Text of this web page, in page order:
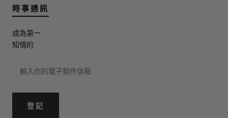
時事通訊
成為第一
知情的
登記